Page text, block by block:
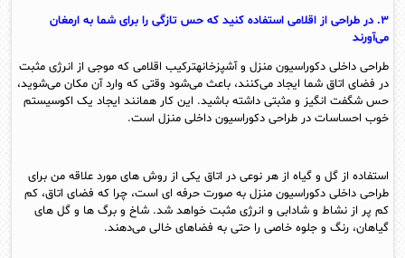
۳. در طراحی از اقلامی استفاده کنید که حس تازگی را برای شما به ارمغان
می‌آورند
طراحی داخلی دکوراسیون منزل و آشپزخانهترکیب اقلامی که موجی از انرژی مثبت
در فضای اتاق شما ایجاد می‌کنند، باعث می‌شود وقتی که وارد آن مکان می‌شوید،
حس شگفت انگیز و مثبتی داشته باشید. این کار همانند ایجاد یک اکوسیستم
خوب احساسات در طراحی دکوراسیون داخلی منزل است.
استفاده از گل و گیاه از هر نوعی در اتاق یکی از روش های مورد علاقه من برای
طراحی داخلی دکوراسیون منزل به صورت حرفه ای است، چرا که فضای اتاق، کم
کم پر از نشاط و شادابی و انرژی مثبت خواهد شد. شاخ و برگ ها و گل های
گیاهان، رنگ و جلوه خاصی را حتی به فضاهای خالی می‌دهند.